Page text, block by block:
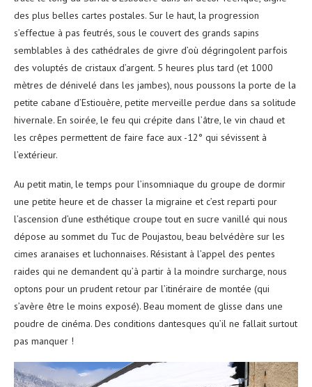
des plus belles cartes postales. Sur le haut, la progression
s’effectue à pas feutrés, sous le couvert des grands sapins
semblables à des cathédrales de givre d’où dégringolent parfois
des voluptés de cristaux d’argent. 5 heures plus tard (et 1000
mètres de dénivelé dans les jambes), nous poussons la porte de la
petite cabane d’Estiouère, petite merveille perdue dans sa solitude
hivernale. En soirée, le feu qui crépite dans l’âtre, le vin chaud et
les crêpes permettent de faire face aux -12° qui sévissent à
l’extérieur.
Au petit matin, le temps pour l’insomniaque du groupe de dormir
une petite heure et de chasser la migraine et c’est reparti pour
l’ascension d’une esthétique croupe tout en sucre vanillé qui nous
dépose au sommet du Tuc de Poujastou, beau belvédère sur les
cimes aranaises et luchonnaises. Résistant à l’appel des pentes
raides qui ne demandent qu’à partir à la moindre surcharge, nous
optons pour un prudent retour par l’itinéraire de montée (qui
s’avère être le moins exposé). Beau moment de glisse dans une
poudre de cinéma. Des conditions dantesques qu’il ne fallait surtout
pas manquer !